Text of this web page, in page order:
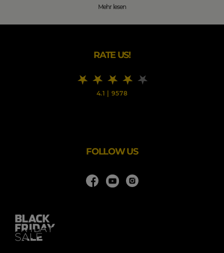
Kosmetikartikel nach dem Kauf doch nicht mehr so ganz
Widerrufsrecht lässt es ganz entspannt zu, den Artikel
Mehr lesen
RATE US!
4.1 | 9578
FOLLOW US